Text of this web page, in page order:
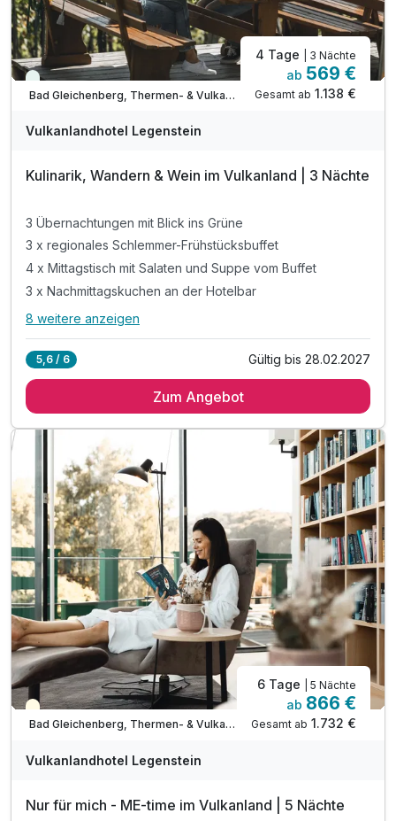
Viele Termine frei
Bad Gleichenberg, Thermen- & Vulkanland Steiermark
4 Tage | 3 Nächte
ab 569 €
Gesamt ab 1.138 €
Vulkanlandhotel Legenstein
Kulinarik, Wandern & Wein im Vulkanland | 3 Nächte
3 Übernachtungen mit Blick ins Grüne
3 x regionales Schlemmer-Frühstücksbuffet
4 x Mittagstisch mit Salaten und Suppe vom Buffet
3 x Nachmittagskuchen an der Hotelbar
Alle Inklusivleistungen
3 x regionales Schlemmer-Frühstücksbuffet
3 x Nachmittagskuchen an der Hotelbar
3 x 5-Gang-Wahlmenü am Abend
inkl. Nutzung des über 1.000m² Wellnessbereichs
Legenstein´s "Echt viel dabei"-Leistungen
inkl. GenussCard mit über 200 Ausflugszielen*
1x Vulkanland-Weinbegleitung zum 5-Gang Abendmenü
1x Buschenschankbesuch inkl. Jause & 1 Glas Wein
Rucksack mit Wanderkarten der Region zum Behalten
Wellness am Abreisetag bis 18.00 Uhr
8 weitere anzeigen
5,6 / 6 Gültig bis 28.02.2027
Zum Angebot
Teilweise ausgelastet
Bad Gleichenberg, Thermen- & Vulkanland Steiermark
6 Tage | 5 Nächte
ab 866 €
Gesamt ab 1.732 €
Vulkanlandhotel Legenstein
Nur für mich - ME-time im Vulkanland | 5 Nächte